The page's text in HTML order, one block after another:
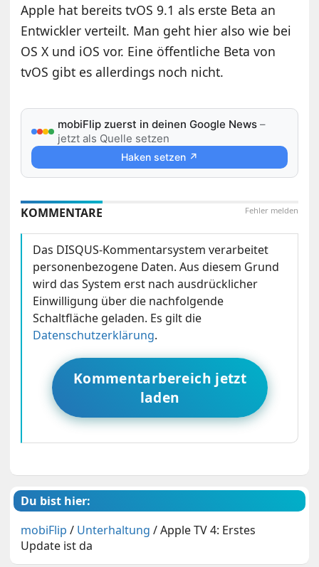
Apple hat bereits tvOS 9.1 als erste Beta an
Entwickler verteilt. Man geht hier also wie bei
OS X und iOS vor. Eine öffentliche Beta von
tvOS gibt es allerdings noch nicht.
mobiFlip zuerst in deinen Google News –
jetzt als Quelle setzen
Haken setzen ↗
Fehler melden
KOMMENTARE
Das DISQUS-Kommentarsystem verarbeitet
personenbezogene Daten. Aus diesem Grund
wird das System erst nach ausdrücklicher
Einwilligung über die nachfolgende
Schaltfläche geladen. Es gilt die
Datenschutzerklärung.
Kommentarbereich jetzt
laden
Du bist hier:
mobiFlip / Unterhaltung /Apple TV 4: Erstes
Update ist da